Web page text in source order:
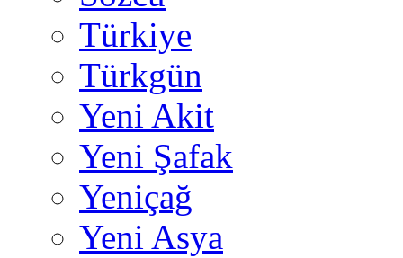
Türkiye
Türkgün
Yeni Akit
Yeni Şafak
Yeniçağ
Yeni Asya